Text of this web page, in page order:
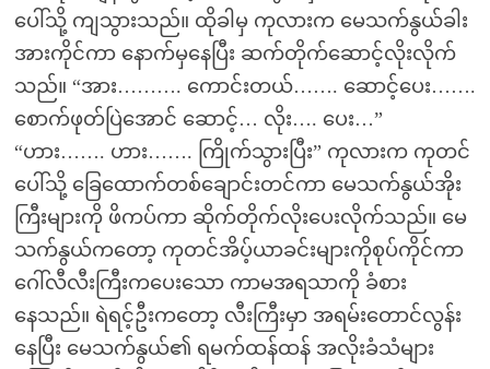
ပေါ်သို့ ကျသွားသည်။ ထိုခါမှ ကုလားက မေသက်နွယ်ခါး
အားကိုင်ကာ နောက်မှနေပြီး ဆက်တိုက်ဆောင့်လိုးလိုက်
သည်။ “အား………. ကောင်းတယ်……. ဆောင့်ပေး…….
စောက်ဖုတ်ပြဲအောင် ဆောင့်… လိုး…. ပေး…”
“ဟား……. ဟား……. ကြိုက်သွားပြီး” ကုလားက ကုတင်
ပေါ်သို့ ခြေထောက်တစ်ချောင်းတင်ကာ မေသက်နွယ်အိုး
ကြီးများကို ဖိကပ်ကာ ဆိုက်တိုက်လိုးပေးလိုက်သည်။ မေ
သက်နွယ်ကတော့ ကုတင်အိပ့်ယာခင်းများကိုစုပ်ကိုင်ကာ
ဂေါ်လီလီးကြီးကပေးသော ကာမအရသာကို ခံစား
နေသည်။ ရဲရင့်ဦးကတော့ လီးကြီးမှာ အရမ်းတောင်လွန်း
နေပြီး မေသက်နွယ်၏ ရမက်ထန်ထန် အလိုးခံသံများ